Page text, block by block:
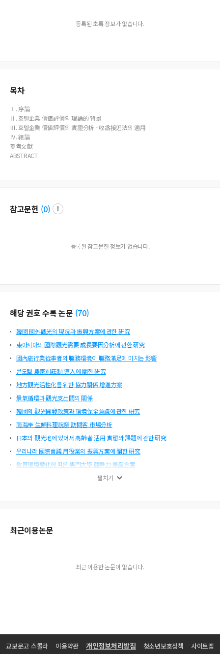
등록된 초록 정보가 없습니다.
목차
Ⅰ. 序論
Ⅱ. 호텔企業 價値評價의 理論的 背景
Ⅲ. 호텔企業 價値評價의 實證分析 - 收益接近法의 適用
Ⅳ. 結論
參考文獻
ABSTRACT
참고문헌 (0)
등록된 참고문헌 정보가 없습니다.
해당 권호 수록 논문 (70)
韓國 國外觀光의 現况과 振興方案에 관한 硏究
東아시아의 國際觀光需要 成長要因分析에 관한 硏究
國內旅行業從事者의 職務環境이 職務滿足에 미치는 影響
콘도型 農家別莊制 導入에 關한 硏究
地方觀光活性化를 위한 協力關係 增進方案
景氣循環과 觀光支出間의 關係
韓國의 觀光開發政策과 環境保全意識에 관한 硏究
南海岸 生鮮料理祝祭 訪問客 市場分析
日本의 觀光地에 있어서 高齡者 活用 實態와 課題에 관한 硏究
우리나라 國際會議 用役業의 振興方案에 關한 硏究
敎育環境變化에 따른 專門大學 競爭力 提高方案
서울 特 一級 호텔의 經營契約이 收益性, 安定性에 미치는 影響에 대한 硏究
호텔企業 價値評價에 관한 硏究
호텔顧客管理 統合시스템 電算化模型에 관한 硏究
신용카드 旅行서비스 利用行態에 관한 硏究
호텔情報시스템의 活用이 經營成果에 미치는 影響에 관한 硏究
펼치기
최근이용논문
최근 이용한 논문이 없습니다.
교보문고 스콜라 이용약관 개인정보처리방침 청소년보호정책 사이트맵